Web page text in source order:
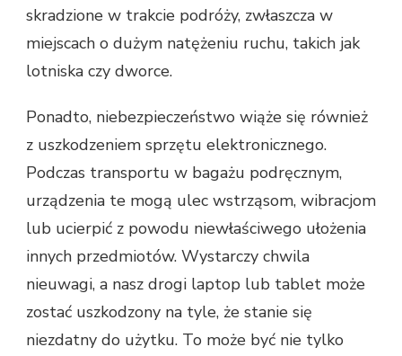
skradzione w trakcie podróży, zwłaszcza w
miejscach o dużym natężeniu ruchu, takich jak
lotniska czy dworce.
Ponadto, niebezpieczeństwo wiąże się również
z uszkodzeniem sprzętu elektronicznego.
Podczas transportu w bagażu podręcznym,
urządzenia te mogą ulec wstrząsom, wibracjom
lub ucierpić z powodu niewłaściwego ułożenia
innych przedmiotów. Wystarczy chwila
nieuwagi, a nasz drogi laptop lub tablet może
zostać uszkodzony na tyle, że stanie się
niezdatny do użytku. To może być nie tylko